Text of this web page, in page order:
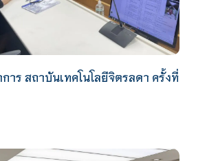
าร สถาบันเทคโนโลยีจิตรลดา ครั้งที่